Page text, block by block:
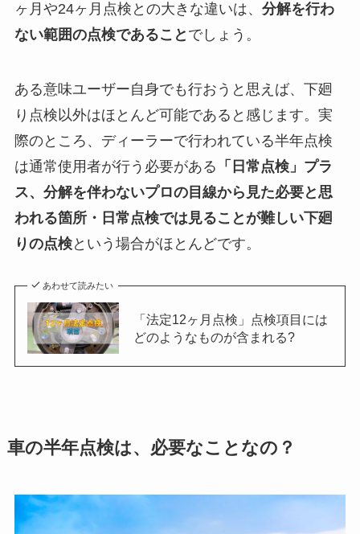
ヶ月や24ヶ月点検との大きな違いは、 分解を行わ
ない範囲の点検であること でしょう。
ある意味ユーザー自身でも行おうと思えば、下廻
り点検以外はほとんど可能であると感じます。実
際のところ、ディーラーで行われている半年点検
は通常使用者が行う必要がある 「日常点検」プラ
ス、分解を伴わないプロの目線から見た必要と思
われる箇所・日常点検では見ることが難しい下廻
りの点検という場合がほとんどです。
あわせて読みたい
「法定12ヶ月点検」点検項目には
どのようなものが含まれる?
車の半年点検は、必要なことなの？